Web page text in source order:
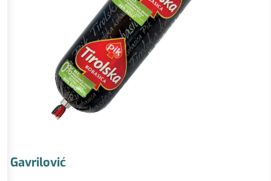
Gavrilović